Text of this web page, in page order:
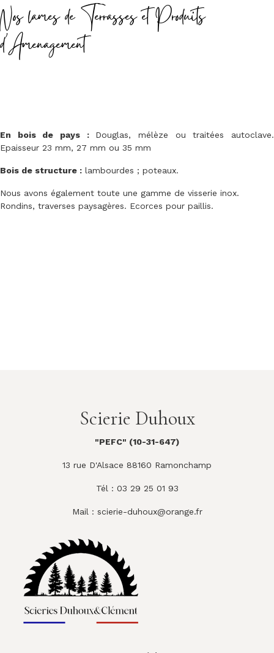
Nos lames de Terrasses et Produits
d'Amenagement
En bois de pays : Douglas, mélèze ou traitées autoclave.
Epaisseur 23 mm, 27 mm ou 35 mm
Bois de structure : lambourdes ; poteaux.
Nous avons également toute une gamme de visserie inox.
Rondins, traverses paysagères. Ecorces pour paillis.
Scierie Duhoux
"PEFC" (10-31-647)
13 rue D'Alsace 88160 Ramonchamp
Tél : 03 29 25 01 93
Mail : scierie-duhoux@orange.fr